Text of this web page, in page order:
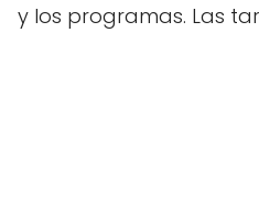
y los programas. Las